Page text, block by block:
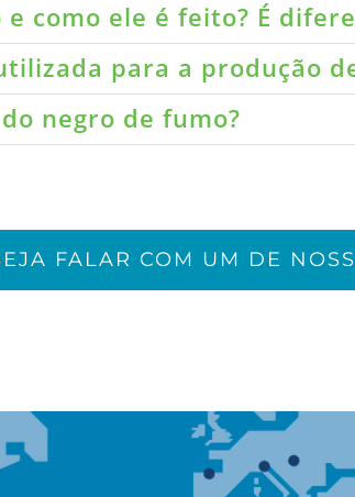
como ele é feito? É
para a produção
negro de fumo?
FALAR COM UM DE